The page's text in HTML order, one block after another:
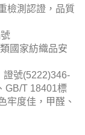
檢測認證，品質
國家紡織品安
證號(5222)346-
GB/T 18401標
牢度佳，甲醛、